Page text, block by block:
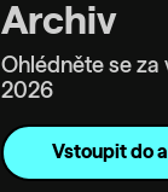
Archiv
Ohlédněte se
2026
Vstoupit do